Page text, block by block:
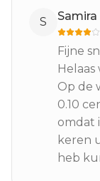
S
Fijne
Op de
0.10
omdat
keren
heb